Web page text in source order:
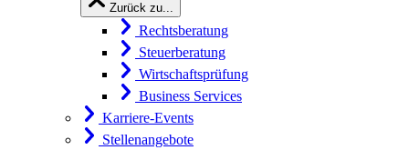
Zurück zu...
Rechtsberatung
Steuerberatung
Wirtschaftsprüfung
Business Services
Karriere-Events
Stellenangebote